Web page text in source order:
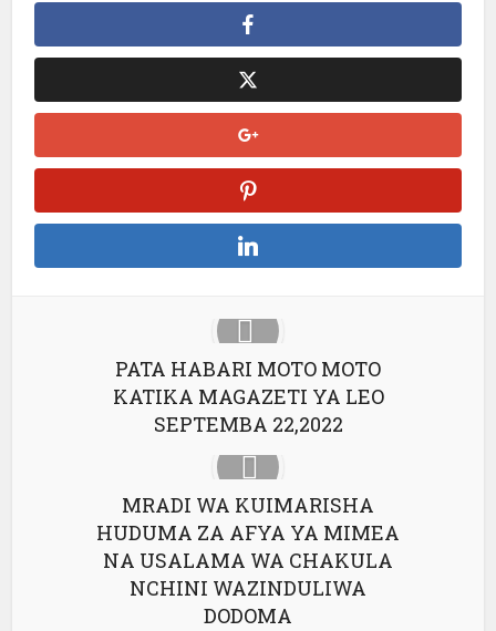
PATA HABARI MOTO MOTO
KATIKA MAGAZETI YA LEO
SEPTEMBA 22,2022
MRADI WA KUIMARISHA
HUDUMA ZA AFYA YA MIMEA
NA USALAMA WA CHAKULA
NCHINI WAZINDULIWA
DODOMA